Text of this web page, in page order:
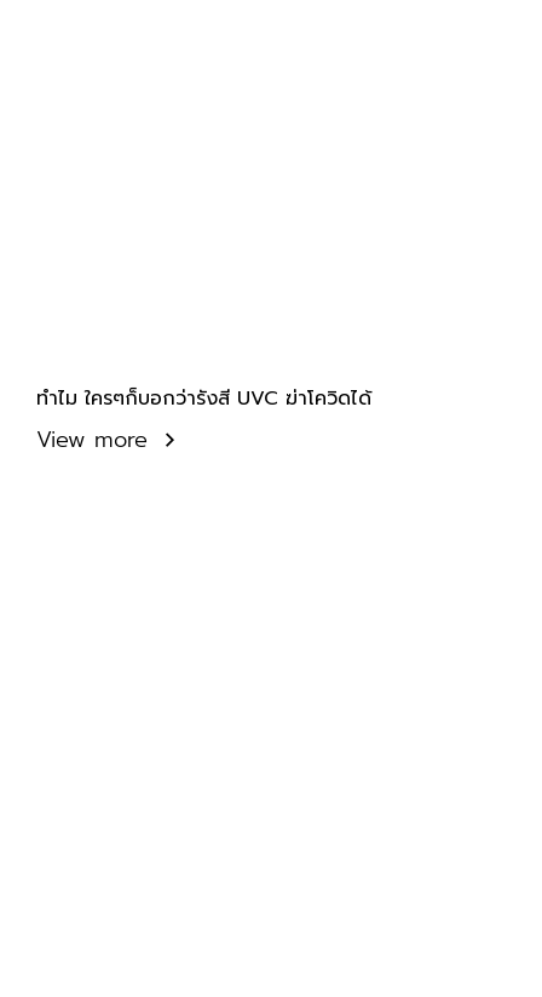
ทำไม ใครๆก็บอกว่ารังสี UVC ฆ่าโควิดได้
View more